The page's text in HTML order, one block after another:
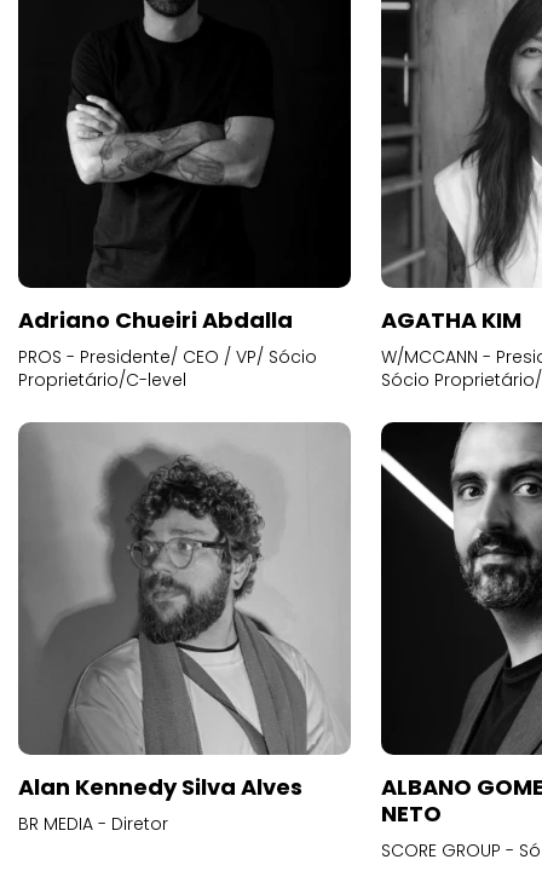
Adriano Chueiri Abdalla
PROS - Presidente/ CEO / VP/ Sócio
Proprietário/C-level
AGATHA KIM
W/MCCANN -
Sócio
Alan Kennedy Silva Alves
BR MEDIA - Diretor
ALBANO
NETO
SCORE GROUP -